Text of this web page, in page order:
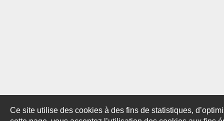
Ce site utilise des cookies à des fins de statistiques,